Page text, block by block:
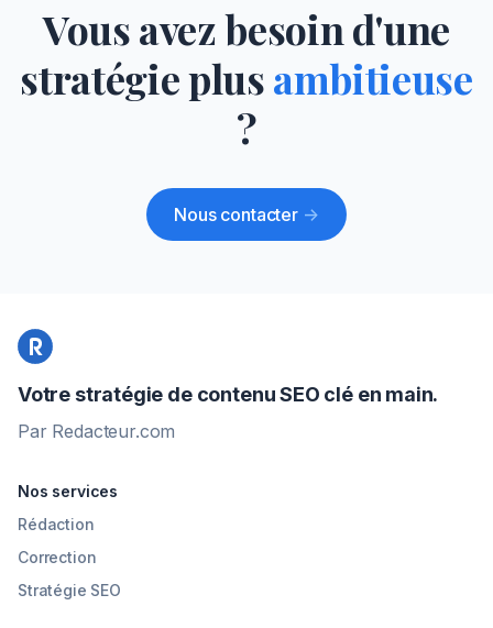
Vous avez besoin d'une
stratégie plusambitieuse
?
Nous contacter ->
Votre stratégie de contenu SEO clé en main.
Par Redacteur.com
Nos services
Rédaction
Correction
Stratégie SEO